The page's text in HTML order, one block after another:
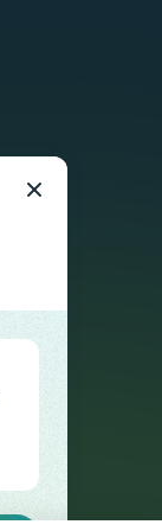
Sluit